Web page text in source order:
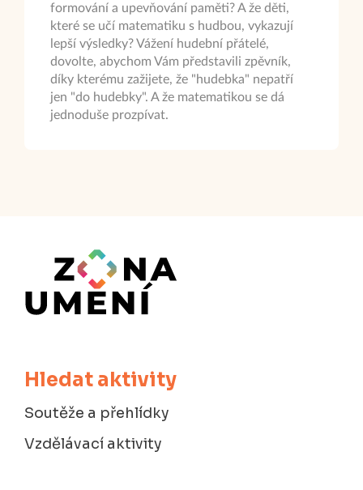
formování a upevňování paměti? A že děti,
které se učí matematiku s hudbou, vykazují
lepší výsledky? Vážení hudební přátelé,
dovolte, abychom Vám představili zpěvník,
díky kterému zažijete, že "hudebka" nepatří
jen "do hudebky". A že matematikou se dá
jednoduše prozpívat.
Hledat aktivity
Soutěže a přehlídky
Vzdělávací aktivity